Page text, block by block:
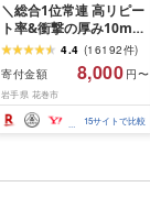
＼総合1位常連 高リピー
ト率&衝撃の厚み10mm
厚切り牛タン 塩味/ ≪ス
ピード発送!!10営業日以
内発送≫ 選べる内容量
500g / 1kg 定期便 毎月
届く 牛肉 肉 BBQ ふるさ
と 人気 ランキング 岩手
4.4 (16192件)
寄付金額
8,000 円〜
岩手県 花巻市
15サイトで比較